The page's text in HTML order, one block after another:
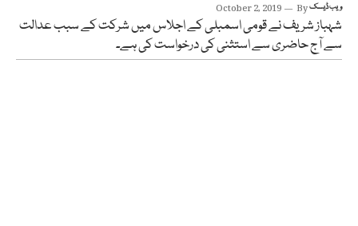
October 2, 2019 Byویب ڈیسک
شہباز شریف نے قومی اسمبلی کے اجلاس میں شرکت کے سبب عدالت
سے آج حاضری سے استثنی کی درخواست کی ہے۔